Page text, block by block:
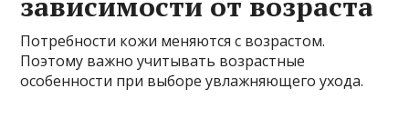
Потребности кожи меняются с возрастом.
Поэтому важно учитывать возрастные
особенности при выборе увлажняющего ухода.